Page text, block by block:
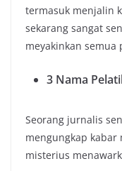
termasuk menjalin
sekarang sangat
meyakinkan semua
3 Nama
Seorang jurnalis
mengungkap kabar
misterius